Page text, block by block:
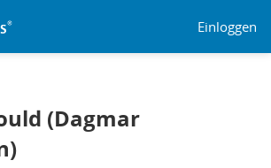
Einloggen
(Dagmar